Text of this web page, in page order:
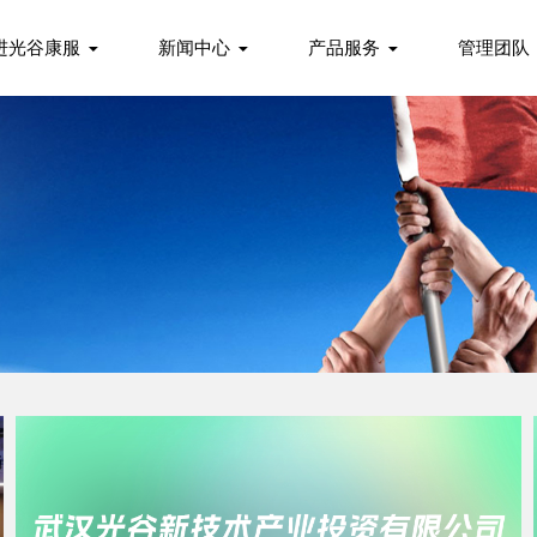
光谷康服 新闻中心 产品服务 管理团队